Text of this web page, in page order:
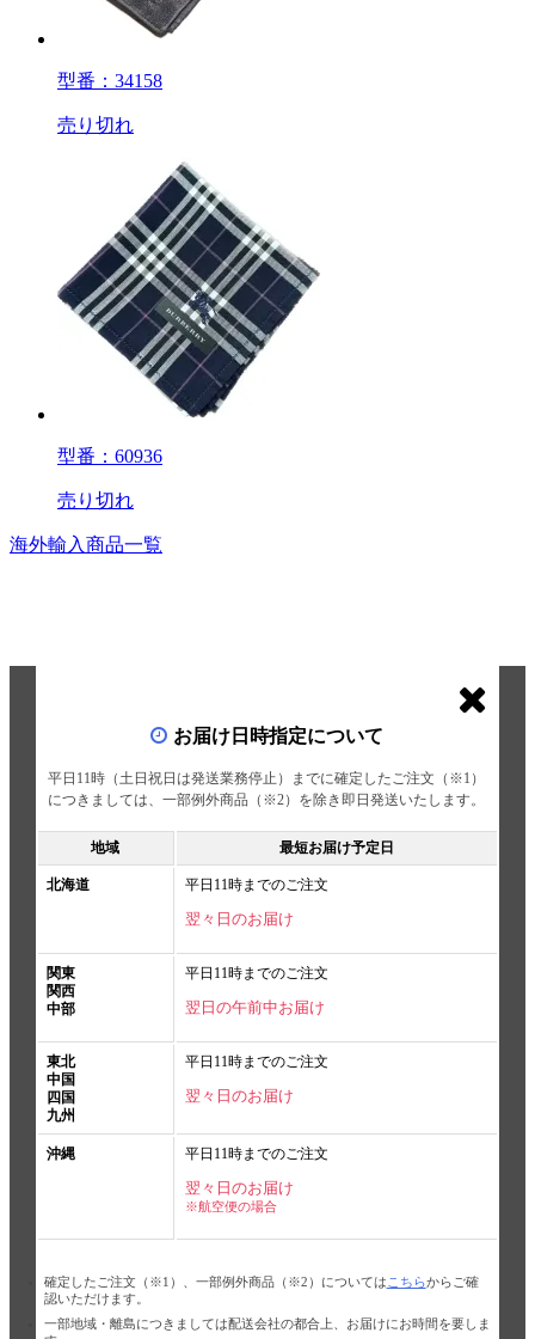
型番：34158
売り切れ
型番：60936
売り切れ
海外輸入商品一覧
お届け日時指定について
平日11時（土日祝日は発送業務停止）までに確定したご注文（※1）
につきましては、一部例外商品（※2）を除き即日発送いたします。
地域 最短お届け予定日
北海道 平日11時までのご注文
翌々日のお届け
関東
関西
中部
平日11時までのご注文
翌日の午前中お届け
東北
中国
四国
九州
平日11時までのご注文
翌々日のお届け
沖縄 平日11時までのご注文
翌々日のお届け
※航空便の場合
確定したご注文（※1）、一部例外商品（※2）については こちらからご確
認いただけます。
一部地域・離島につきましては配送会社の都合上、お届けにお時間を要しま